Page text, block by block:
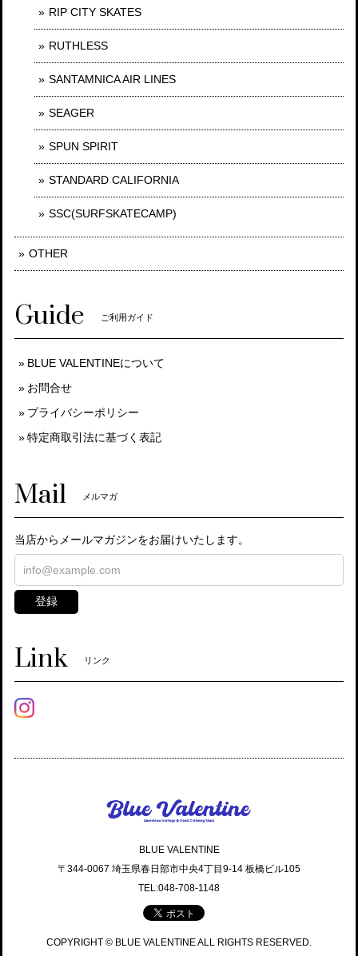
RIP CITY SKATES
RUTHLESS
SANTAMNICA AIR LINES
SEAGER
SPUN SPIRIT
STANDARD CALIFORNIA
SSC(SURFSKATECAMP)
OTHER
Guide ご利用ガイド
BLUE VALENTINEについて
お問合せ
プライバシーポリシー
特定商取引法に基づく表記
Mail メルマガ
当店からメールマガジンをお届けいたします。
登録
Link リンク
BLUE VALENTINE
〒344-0067 埼玉県春日部市中央4丁目9-14 板橋ビル105
TEL:048-708-1148
COPYRIGHT © BLUE VALENTINE ALL RIGHTS RESERVED.